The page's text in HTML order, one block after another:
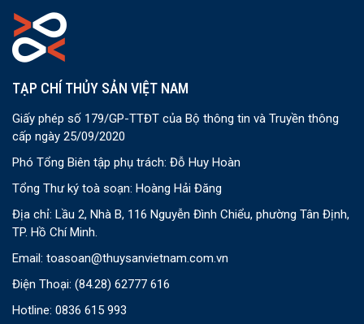
TẠP CHÍ THỦY SẢN VIỆT NAM
Giấy phép số 179/GP-TTĐT của Bộ thông tin và Truyền thông
cấp ngày 25/09/2020
Phó Tổng Biên tập phụ trách: Đỗ Huy Hoàn
Tổng Thư ký toà soạn: Hoàng Hải Đăng
Địa chỉ: Lầu 2, Nhà B, 116 Nguyễn Đình Chiểu, phường Tân Định,
TP. Hồ Chí Minh.
Email: toasoan@thuysanvietnam.com.vn
Điện Thoại: (84.28) 62777 616
Hotline: 0836 615 993